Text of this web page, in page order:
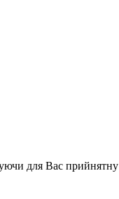
для Вас прийнятну